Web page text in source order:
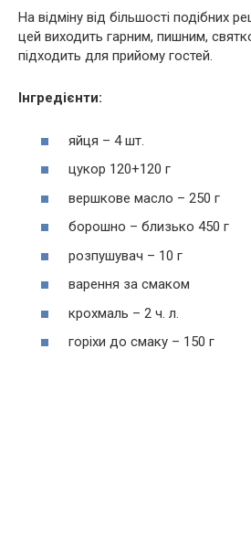
На відміну від більшості подібних
цей виходить гарним, пишним,
підходить для прийому гостей.
Інгредієнти:
яйця – 4 шт.
цукор 120+120 г
вершкове масло – 250 г
борошно – близько 450 г
розпушувач – 10 г
варення за смаком
крохмаль – 2 ч. л.
горіхи до смаку – 150 г